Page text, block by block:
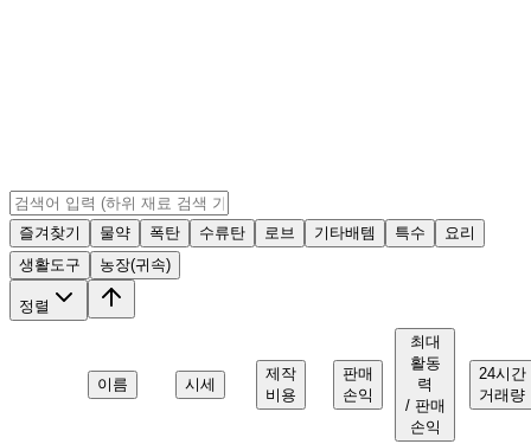
즐겨찾기 물약 폭탄 수류탄 로브 기타배템 특수
요리
생활도구
농장(귀속)
정렬
이름 시세
제작
비용
판매
손익
최대
활동
력
/ 판매
손익
24시간
거래량